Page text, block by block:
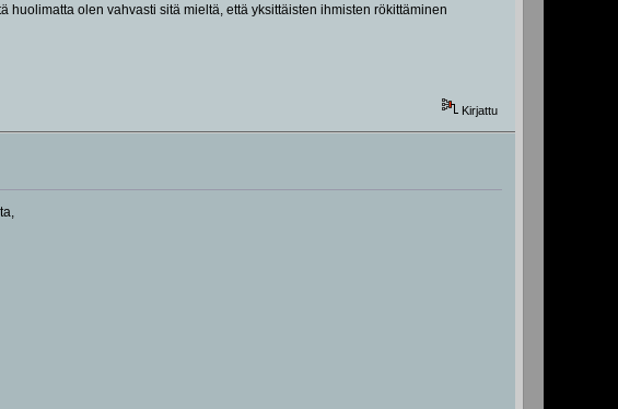
olen vahvasti sitä mieltä, että yksittäisten ihmisten rökittäminen
Kirjattu